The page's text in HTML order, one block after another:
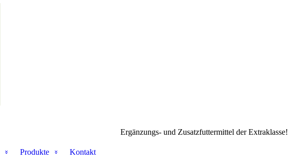
Ergänzungs- und Zusatzfuttermittel der Extraklasse!
Produkte Kontakt